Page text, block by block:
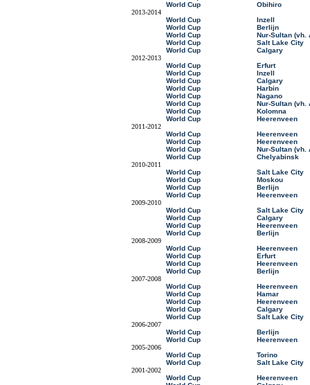
World Cup
Obihiro
2013-2014
World Cup
Inzell
World Cup
Berlijn
World Cup
Nur-Sultan (vh.
World Cup
Salt Lake City
World Cup
Calgary
2012-2013
World Cup
Erfurt
World Cup
Inzell
World Cup
Calgary
World Cup
Harbin
World Cup
Nagano
World Cup
Nur-Sultan (vh.
World Cup
Kolomna
World Cup
Heerenveen
2011-2012
World Cup
Heerenveen
World Cup
Heerenveen
World Cup
Nur-Sultan (vh.
World Cup
Chelyabinsk
2010-2011
World Cup
Salt Lake City
World Cup
Moskou
World Cup
Berlijn
World Cup
Heerenveen
2009-2010
World Cup
Salt Lake City
World Cup
Calgary
World Cup
Heerenveen
World Cup
Berlijn
2008-2009
World Cup
Heerenveen
World Cup
Erfurt
World Cup
Heerenveen
World Cup
Berlijn
2007-2008
World Cup
Heerenveen
World Cup
Hamar
World Cup
Heerenveen
World Cup
Calgary
World Cup
Salt Lake City
2006-2007
World Cup
Berlijn
World Cup
Heerenveen
2005-2006
World Cup
Torino
World Cup
Salt Lake City
2001-2002
World Cup
Heerenveen